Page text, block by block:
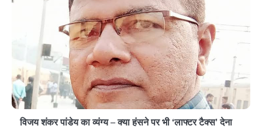
विजय शंकर पांडेय का व्यंग्य – क्या हंसने पर भी ‘लाफ्टर टैक्स’ देना